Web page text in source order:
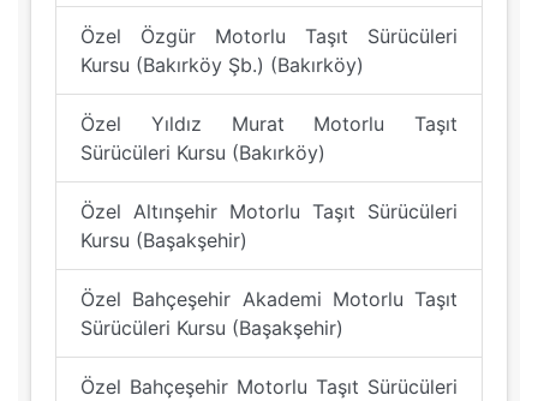
Özel Özgür Motorlu Taşıt Sürücüleri
Kursu (Bakırköy Şb.) (Bakırköy)
Özel Yıldız Murat Motorlu Taşıt
Sürücüleri Kursu (Bakırköy)
Özel Altınşehir Motorlu Taşıt Sürücüleri
Kursu (Başakşehir)
Özel Bahçeşehir Akademi Motorlu Taşıt
Sürücüleri Kursu (Başakşehir)
Özel Bahçeşehir Motorlu Taşıt Sürücüleri